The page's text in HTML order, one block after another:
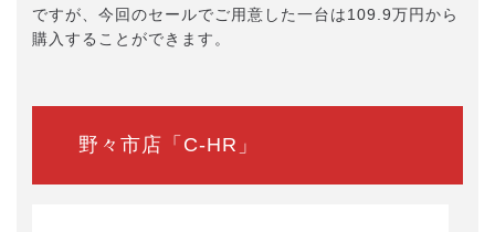
ですが、今回のセールでご用意した一台は109.9万円から
購入することができます。
野々市店「C-HR」